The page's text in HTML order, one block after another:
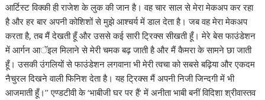
आर्टिस्ट विक्की ही राजेश के लुक की जान है। वह चार साल से मेरा मेकअप कर रहा
है और हर बार अपनी कोशिशों से मुझे आश्चर्य में डाल देता है। जब वह मेरा मेकअप
करता है, तब मैं देखती हूँ और उससे कई सारी ट्रिक्स सीखती हूँ। मेरे बेस फाउंडेशन
में आर्गन आॅइल मिलाने से मेरी चमक बढ़ जाती है और मैं कैमरा के सामने छा जाती
हूँ। उसकी उंगलियों से फाउंडेशन लगवाना भी मेरी त्वचा को सबसे बढ़िया और एकदम
नैचुरल दिखने वाली फिनिश देता है। यह ट्रिक्स मैं अपनी निजी जिन्दगी में भी
आजमाती हूँ।’’ एण्डटीवी के ‘भाबीजी घर पर हैं‘ में अनीता भाबी बनीं विदिशा श्रीवास्तव